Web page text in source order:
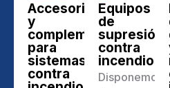
Accesorios
y
complementos
para
sistemas
contra
Equipos
de
supresión
contra
incendios
Disponemos